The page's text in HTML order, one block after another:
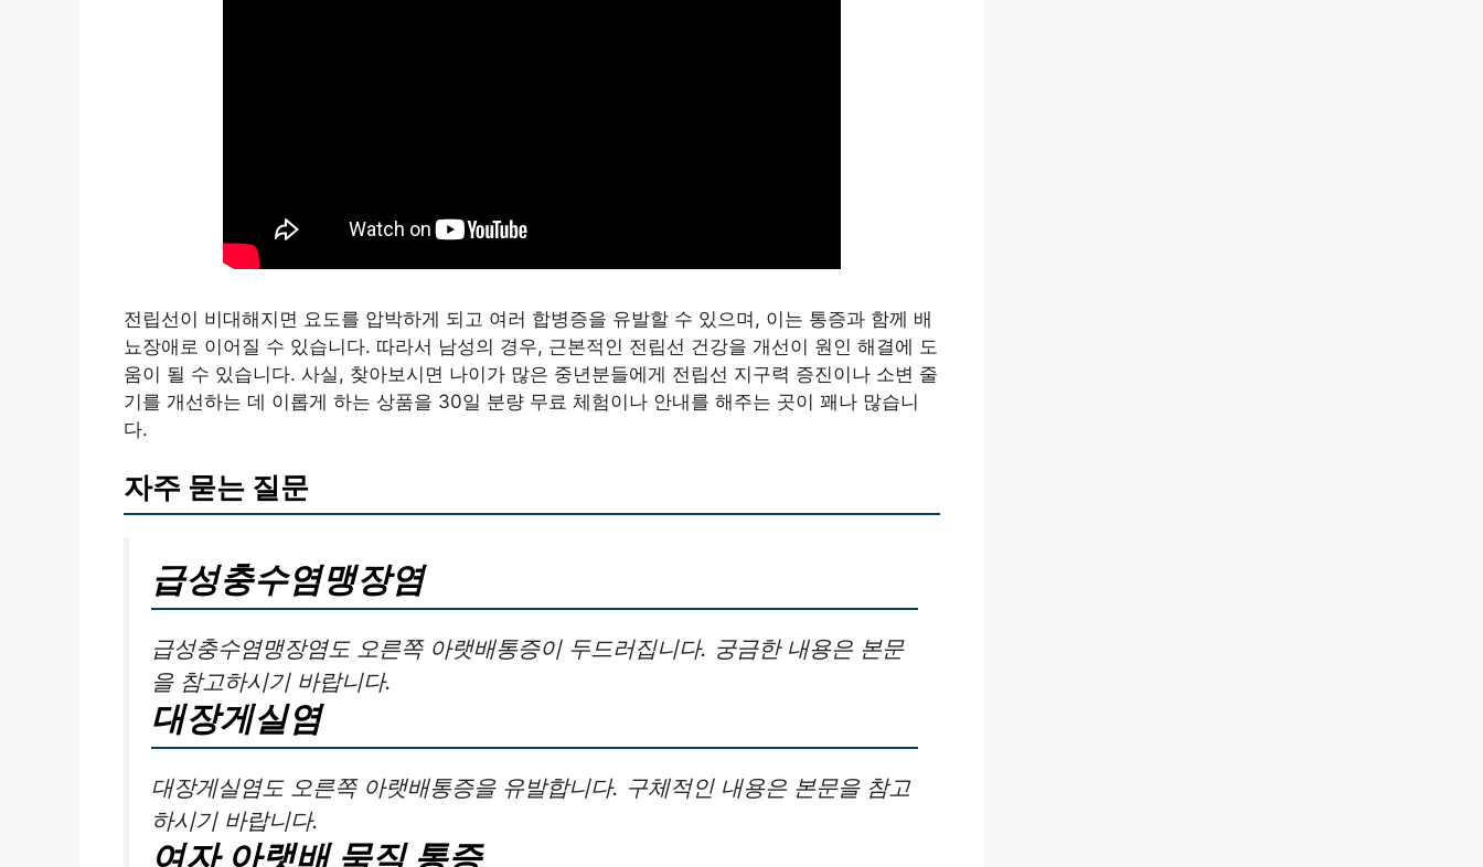
전립선이 비대해지면 요도를 압박하게 되고 여러 합병증을 유발할 수 있으며, 이는 통증과 함께 배
뇨장애로 이어질 수 있습니다. 따라서 남성의 경우, 근본적인 전립선 건강을 개선이 원인 해결에 도
움이 될 수 있습니다. 사실, 찾아보시면 나이가 많은 중년분들에게 전립선 지구력 증진이나 소변 줄
기를 개선하는 데 이롭게 하는 상품을 30일 분량 무료 체험이나 안내를 해주는 곳이 꽤나 많습니
다.
자주 묻는 질문
급성충수염맹장염
급성충수염맹장염도 오른쪽 아랫배통증이 두드러집니다. 궁금한 내용은 본문
을 참고하시기 바랍니다.
대장게실염
대장게실염도 오른쪽 아랫배통증을 유발합니다. 구체적인 내용은 본문을 참고
하시기 바랍니다.
여자 아랫배 묵직 통증